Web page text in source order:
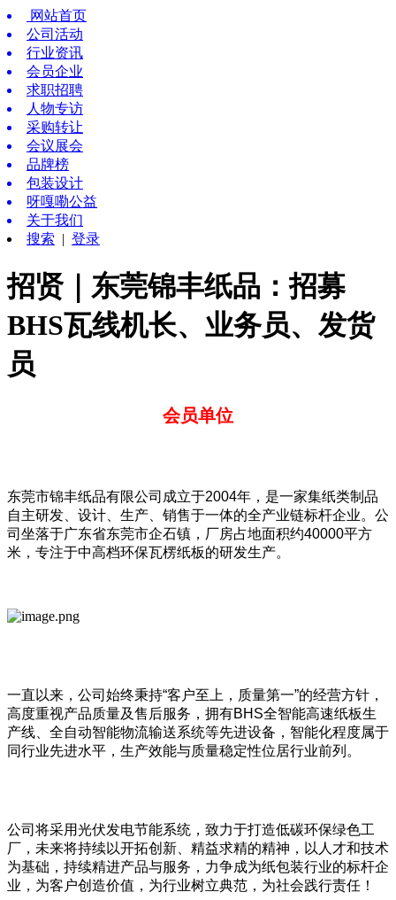
网站首页
公司活动
行业资讯
会员企业
求职招聘
人物专访
采购转让
会议展会
品牌榜
包装设计
呀嘎嘞公益
关于我们
搜索 | 登录
招贤｜东莞锦丰纸品：招募
BHS瓦线机长、业务员、发货
员
会员单位
东莞市锦丰纸品有限公司成立于2004年，是一家集纸类制品
自主研发、设计、生产、销售于一体的全产业链标杆企业。公
司坐落于广东省东莞市企石镇，厂房占地面积约40000平方
米，专注于中高档环保瓦楞纸板的研发生产。
一直以来，公司始终秉持“客户至上，质量第一”的经营方针，
高度重视产品质量及售后服务，拥有BHS全智能高速纸板生
产线、全自动智能物流输送系统等先进设备，智能化程度属于
同行业先进水平，生产效能与质量稳定性位居行业前列。
公司将采用光伏发电节能系统，致力于打造低碳环保绿色工
厂，未来将持续以开拓创新、精益求精的精神，以人才和技术
为基础，持续精进产品与服务，力争成为纸包装行业的标杆企
业，为客户创造价值，为行业树立典范，为社会践行责任！